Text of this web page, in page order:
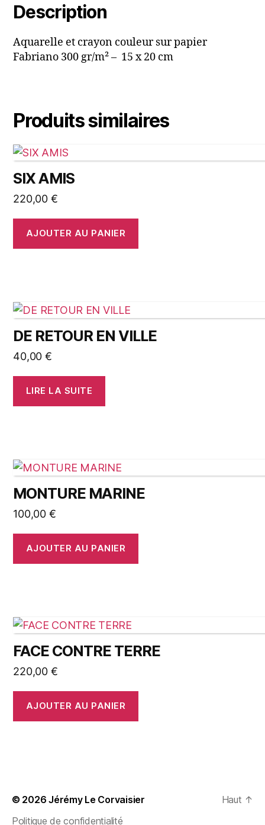
Description
Aquarelle et crayon couleur sur papier
Fabriano 300 gr/m² – 15 x 20 cm
Produits similaires
SIX AMIS
220,00 €
AJOUTER AU PANIER
DE RETOUR EN VILLE
40,00 €
LIRE LA SUITE
MONTURE MARINE
100,00 €
AJOUTER AU PANIER
FACE CONTRE TERRE
220,00 €
AJOUTER AU PANIER
© 2026Jérémy Le Corvaisier
Politique de confidentialité
Haut ↑